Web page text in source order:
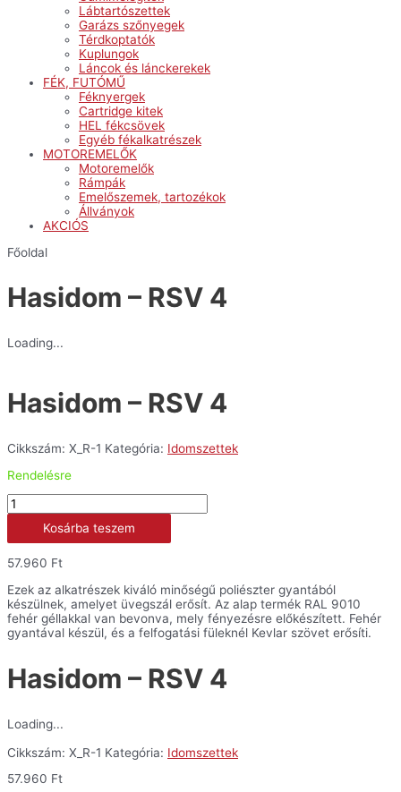
Lábtartószettek
Garázs szőnyegek
Térdkoptatók
Kuplungok
Láncok és lánckerekek
FÉK, FUTÓMŰ
Féknyergek
Cartridge kitek
HEL fékcsövek
Egyéb fékalkatrészek
MOTOREMELŐK
Motoremelők
Rámpák
Emelőszemek, tartozékok
Állványok
AKCIÓS
Főoldal
Hasidom – RSV 4
Loading...
Hasidom – RSV 4
Cikkszám: X_R-1 Kategória: Idomszettek
Rendelésre
Hasidom
-
4
mennyiség
Kosárba teszem
57.960 Ft
Ezek az alkatrészek kiváló minőségű poliészter gyantából
készülnek, amelyet üvegszál erősít. Az alap termék RAL 9010
fehér géllakkal van bevonva, mely fényezésre előkészített. Fehér
gyantával készül, és a felfogatási füleknél Kevlar szövet erősíti.
Hasidom – RSV 4
Loading...
Cikkszám: X_R-1 Kategória: Idomszettek
57.960 Ft